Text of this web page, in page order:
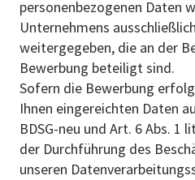
personenbezogenen Daten
Unternehmens
weitergegeben, die an der
Bewerbung beteiligt sind.
Sofern die Bewerbung
Ihnen eingereichten Daten
BDSG-neu und Art. 6 Abs. 1
der Durchführung des
unseren